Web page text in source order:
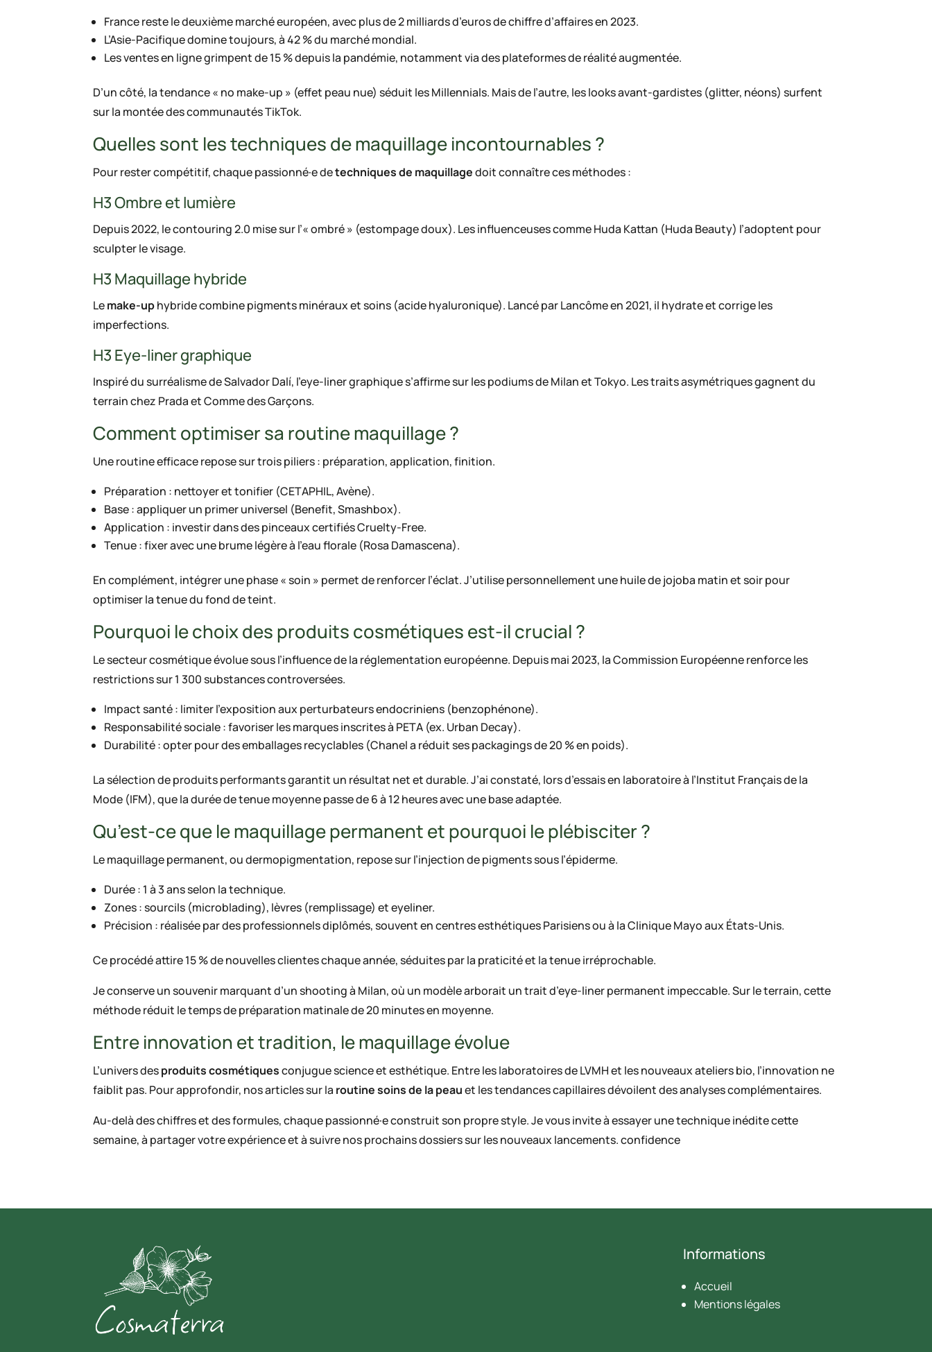
France reste le deuxième marché européen, avec plus de 2 milliards d’euros de chiffre d’affaires en 2023.
L’Asie-Pacifique domine toujours, à 42 % du marché mondial.
Les ventes en ligne grimpent de 15 % depuis la pandémie, notamment via des plateformes de réalité augmentée.
D’un côté, la tendance « no make-up » (effet peau nue) séduit les Millennials. Mais de l’autre, les looks avant-gardistes (glitter, néons) surfent
sur la montée des communautés TikTok.
Quelles sont les techniques de maquillage incontournables ?
Pour rester compétitif, chaque passionné·e detechniques de maquillagedoit connaître ces méthodes :
H3 Ombre et lumière
Depuis 2022, le contouring 2.0 mise sur l’« ombré » (estompage doux). Les influenceuses comme Huda Kattan (Huda Beauty) l’adoptent pour
sculpter le visage.
H3 Maquillage hybride
Lemake-uphybride combine pigments minéraux et soins (acide hyaluronique). Lancé par Lancôme en 2021, il hydrate et corrige les
imperfections.
H3 Eye-liner graphique
Inspiré du surréalisme de Salvador Dalí, l’eye-liner graphique s’affirme sur les podiums de Milan et Tokyo. Les traits asymétriques gagnent du
terrain chez Prada et Comme des Garçons.
Comment optimiser sa routine maquillage ?
Une routine efficace repose sur trois piliers : préparation, application, finition.
Préparation : nettoyer et tonifier (CETAPHIL, Avène).
Base : appliquer un primer universel (Benefit, Smashbox).
Application : investir dans des pinceaux certifiés Cruelty-Free.
Tenue : fixer avec une brume légère à l’eau florale (Rosa Damascena).
En complément, intégrer une phase « soin » permet de renforcer l’éclat. J’utilise personnellement une huile de jojoba matin et soir pour
optimiser la tenue du fond de teint.
Pourquoi le choix des produits cosmétiques est-il crucial ?
Le secteur cosmétique évolue sous l’influence de la réglementation européenne. Depuis mai 2023, la Commission Européenne renforce les
restrictions sur 1 300 substances controversées.
Impact santé : limiter l’exposition aux perturbateurs endocriniens (benzophénone).
Responsabilité sociale : favoriser les marques inscrites à PETA (ex. Urban Decay).
Durabilité : opter pour des emballages recyclables (Chanel a réduit ses packagings de 20 % en poids).
La sélection de produits performants garantit un résultat net et durable. J’ai constaté, lors d’essais en laboratoire à l’Institut Français de la
Mode (IFM), que la durée de tenue moyenne passe de 6 à 12 heures avec une base adaptée.
Qu’est-ce que le maquillage permanent et pourquoi le plébisciter ?
Le maquillage permanent, ou dermopigmentation, repose sur l’injection de pigments sous l’épiderme.
Durée : 1 à 3 ans selon la technique.
Zones : sourcils (microblading), lèvres (remplissage) et eyeliner.
Précision : réalisée par des professionnels diplômés, souvent en centres esthétiques Parisiens ou à la Clinique Mayo aux États-Unis.
Ce procédé attire 15 % de nouvelles clientes chaque année, séduites par la praticité et la tenue irréprochable.
Je conserve un souvenir marquant d’un shooting à Milan, où un modèle arborait un trait d’eye-liner permanent impeccable. Sur le terrain, cette
méthode réduit le temps de préparation matinale de 20 minutes en moyenne.
Entre innovation et tradition, le maquillage évolue
L’univers desproduits cosmétiquesconjugue science et esthétique. Entre les laboratoires de LVMH et les nouveaux ateliers bio, l’innovation ne
faiblit pas. Pour approfondir, nos articles sur la routine soins de la peauet les tendances capillaires dévoilent des analyses complémentaires.
Au-delà des chiffres et des formules, chaque passionné·e construit son propre style. Je vous invite à essayer une technique inédite cette
semaine, à partager votre expérience et à suivre nos prochains dossiers sur les nouveaux lancements. confidence
Informations
Accueil
Mentions légales